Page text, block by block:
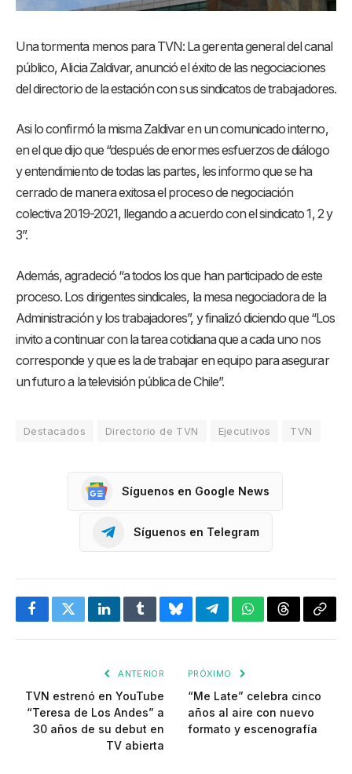
Una tormenta menos para TVN: La gerenta general del canal
público, Alicia Zaldivar, anunció el éxito de las negociaciones
del directorio de la estación con sus sindicatos de trabajadores.
Asi lo confirmó la misma Zaldivar en un comunicado interno,
en el que dijo que “después de enormes esfuerzos de diálogo
y entendimiento de todas las partes, les informo que se ha
cerrado de manera exitosa el proceso de negociación
colectiva 2019-2021, llegando a acuerdo con el sindicato 1, 2 y
3”.
Además, agradeció “a todos los que han participado de este
proceso. Los dirigentes sindicales, la mesa negociadora de la
Administración y los trabajadores”, y finalizó diciendo que “Los
invito a continuar con la tarea cotidiana que a cada uno nos
corresponde y que es la de trabajar en equipo para asegurar
un futuro a la televisión pública de Chile”.
Destacados Directorio de TVN Ejecutivos TVN
Síguenos en Google News
Síguenos en Telegram
FacebookTwitterLinkedInTumblrBlueskyTelegramWhatsApp
Threads
ANTERIOR
TVN estrenó en YouTube
“Teresa de Los Andes” a
30 años de su debut en
TV abierta
PRÓXIMO
“Me Late” celebra cinco
años al aire con nuevo
formato y escenografía